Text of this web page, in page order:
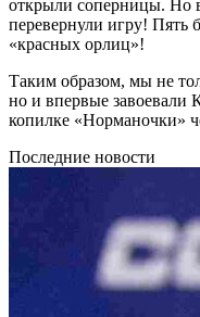
открыли соперницы. Но
перевернули игру! Пять
«красных орлиц»!
Таким образом, мы не
но и впервые завоевали
копилке «Норманочки»
Последние новости